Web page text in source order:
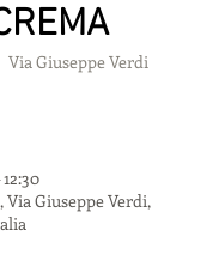
Via Giuseppe Verdi
Via Giuseppe Verdi,